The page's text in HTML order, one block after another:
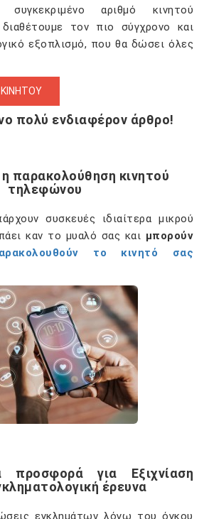
συγκεκριμένο αριθμό κινητού
τον πιο σύγχρονο και
εξοπλισμό, που θα δώσει όλες
πολύ ενδιαφέρον άρθρο!
παρακολούθηση κινητού
τηλεφώνου
συσκευές ιδιαίτερα μικρού
καν το μυαλό σας και μπορούν
το κινητό σας
για Εξιχνίαση
έρευνα
εγκλημάτων λόγω του όγκου